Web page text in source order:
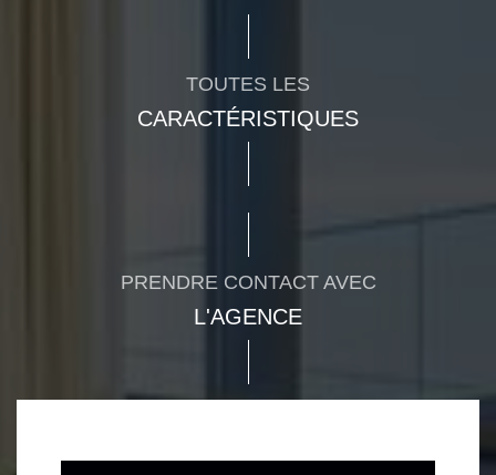
TOUTES LES
CARACTÉRISTIQUES
PRENDRE CONTACT AVEC
L'AGENCE